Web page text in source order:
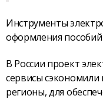
Инструменты
оформления
В России проект
сервисы
регионы, для